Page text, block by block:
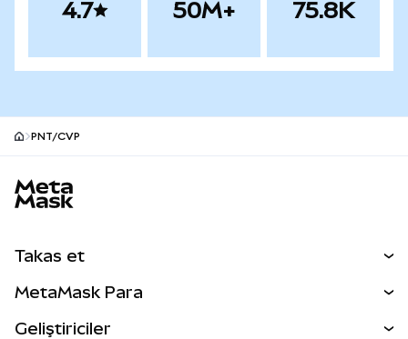
4.7 50M+ 75.8K
PNT/CVP
Takas et
MetaMask Para
Geliştiriciler